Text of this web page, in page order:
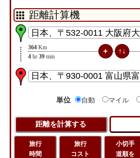
364 Km
4 hr 39 min
単位 自動 マイル
旅行
時間
旅行
コスト
小切手
道順を